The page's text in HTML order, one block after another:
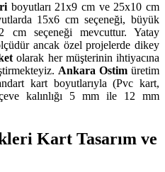
boyutları 21x9 cm ve 25x10 cm
15x6 cm seçeneği, büyük
cm seçeneği mevcuttur. Yatay
ancak özel projelerde dikey
olarak her müşterinin ihtiyacına
Ankara Ostim üretim
kart boyutlarıyla (Pvc kart,
kalınlığı 5 mm ile 12 mm
Kart Tasarım ve